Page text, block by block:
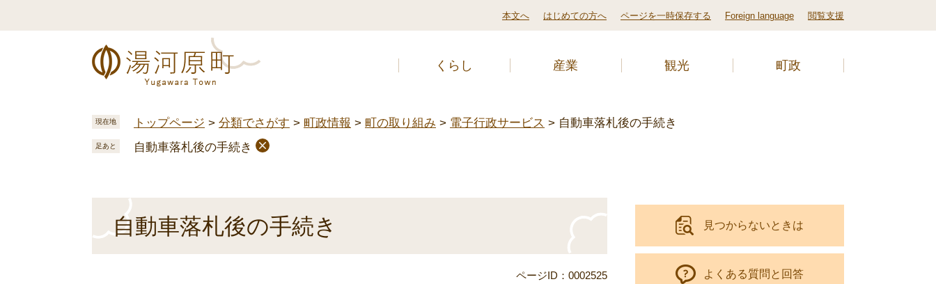
本文へ はじめての方へ ページを一時保存する Foreign language 閲覧支援
くらし 産業 観光 町政
現在地 トップページ > 分類でさがす > 町政情報 > 町の取り組み > 電子行政サービス > 自動車落札後の手続き
足あと 自動車落札後の手続き
自動車落札後の手続き
ページID：0002525
見つからないときは
よくある質問と回答